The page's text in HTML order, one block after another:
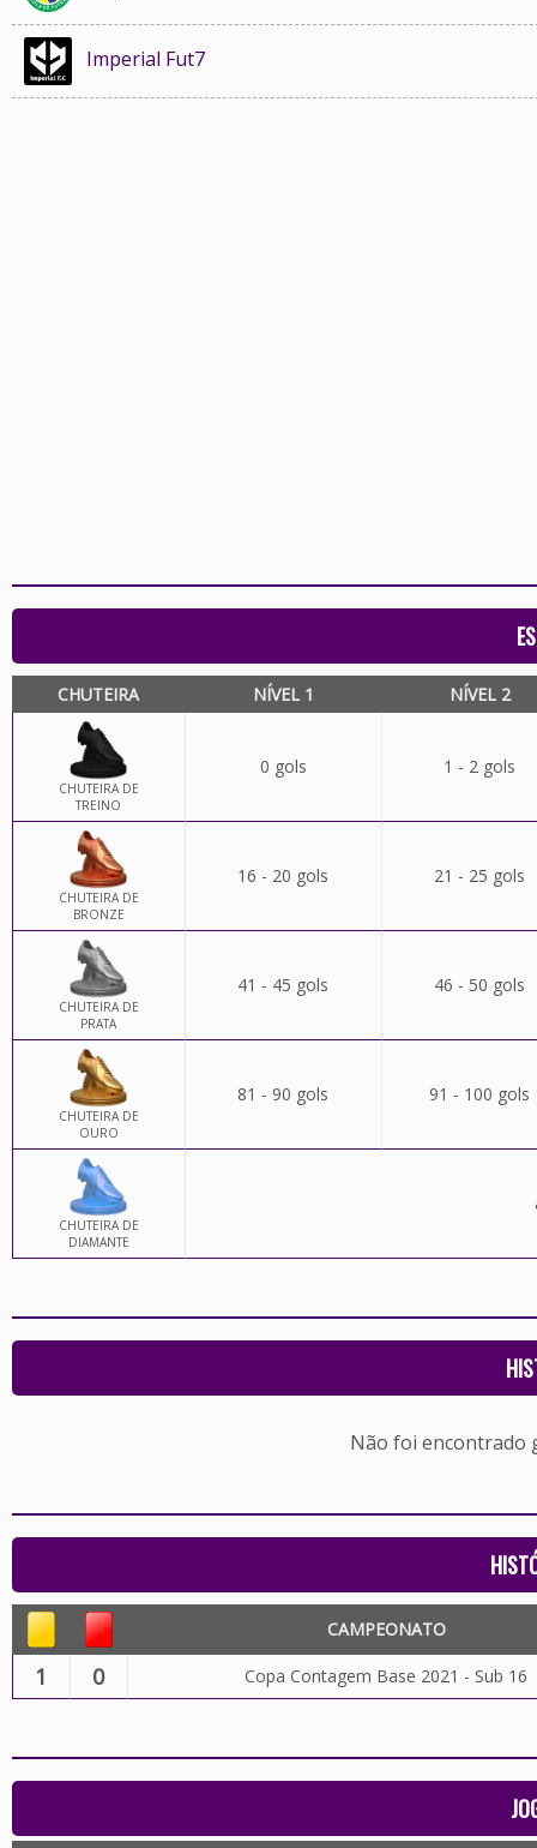
Imperial Fut7
CHUTEIRA NÍVEL 1 NÍVEL 2
CHUTEIRA DE
TREINO
0 gols 1 - 2 gols
CHUTEIRA DE
BRONZE
16 - 20 gols 21 - 25 gols
CHUTEIRA DE
PRATA
41 - 45 gols 46 - 50 gols
CHUTEIRA DE
OURO
81 - 90 gols 91 - 100 gols
CHUTEIRA DE
DIAMANTE
Não foi encontrado
CAMPEONATO
1 0 Copa Contagem Base 2021 - Sub 16